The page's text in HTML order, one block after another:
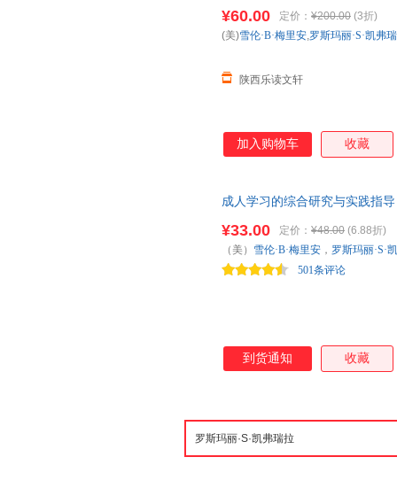
¥60.00 定价： ¥200.00 (3折)
陕西乐读文轩
(美)雪伦·B·梅里安,罗斯玛丽·S·凯弗
加入购物车 收藏
成人学习的综合研究与实践指
¥33.00 定价： ¥48.00 (6.88折)
501条评论
（美） 雪伦·B·梅里安 ， 罗斯玛丽·S·
到货通知 收藏